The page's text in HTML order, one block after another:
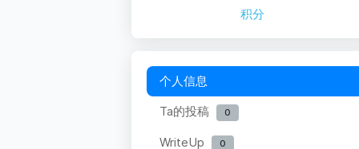
积分
个人信息
Ta的投稿
0
WriteUp 0